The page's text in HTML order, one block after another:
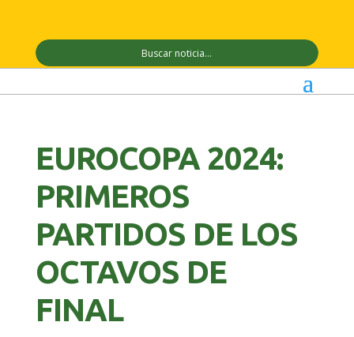
EUROCOPA 2024:
PRIMEROS
PARTIDOS DE LOS
OCTAVOS DE
FINAL